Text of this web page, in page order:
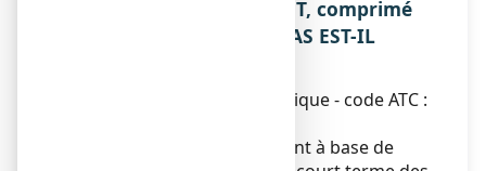
1. QU’EST-CE QUE PROSOFT, comprimé
enrobé ET DANS QUELS CAS EST-IL
Classe pharmacothérapeutique - code ATC :
PROSOFT est un médicament à base de